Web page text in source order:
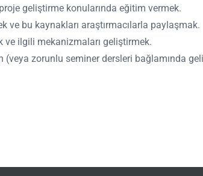
geliştirme konularında eğitim vermek.
ve bu kaynakları araştırmacılarla paylaşmak.
ve ilgili mekanizmaları geliştirmek.
zorunlu seminer dersleri bağlamında